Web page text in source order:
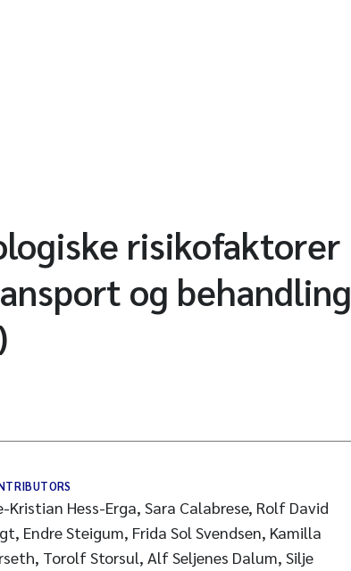
risikofaktorer
og behandling
Kristian Hess-Erga, Sara Calabrese, Rolf David
Endre Steigum, Frida Sol Svendsen, Kamilla
Torolf Storsul, Alf Seljenes Dalum, Silje